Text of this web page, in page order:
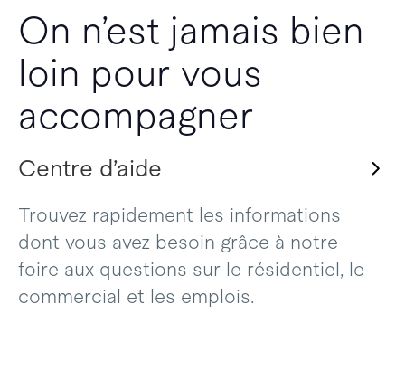
On n’est jamais bien
loin pour vous
accompagner
Centre d’aide
Trouvez rapidement les informations
dont vous avez besoin grâce à notre
foire aux questions sur le résidentiel, le
commercial et les emplois.